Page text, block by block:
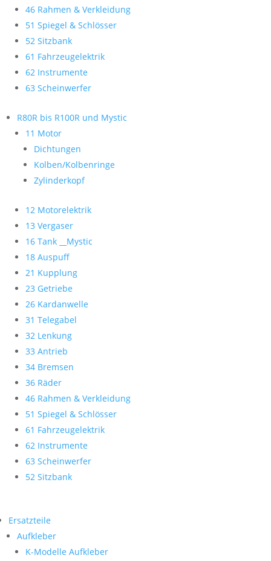
46 Rahmen & Verkleidung
51 Spiegel & Schlösser
52 Sitzbank
61 Fahrzeugelektrik
62 Instrumente
63 Scheinwerfer
R80R bis R100R und Mystic
11 Motor
Dichtungen
Kolben/Kolbenringe
Zylinderkopf
12 Motorelektrik
13 Vergaser
16 Tank __Mystic
18 Auspuff
21 Kupplung
23 Getriebe
26 Kardanwelle
31 Telegabel
32 Lenkung
33 Antrieb
34 Bremsen
36 Räder
46 Rahmen & Verkleidung
51 Spiegel & Schlösser
61 Fahrzeugelektrik
62 Instrumente
63 Scheinwerfer
52 Sitzbank
Ersatzteile
Aufkleber
K-Modelle Aufkleber